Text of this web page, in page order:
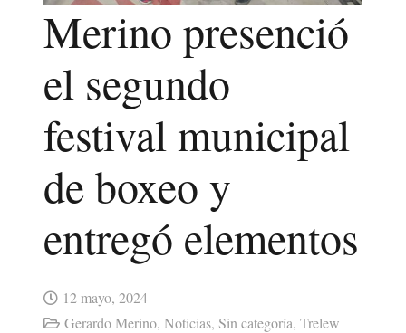
Merino presenció
el segundo
festival municipal
de boxeo y
entregó elementos
12 mayo, 2024
Gerardo Merino, Noticias, Sin categoría, Trelew